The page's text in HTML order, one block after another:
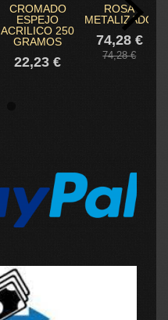
CROMADO
ESPEJO
ACRILICO 250
GRAMOS
22,23 €
ROSA
METALIZADO
74,28 €
74,28 €